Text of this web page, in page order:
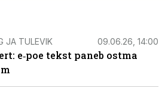
JA TULEVIK 09.06.26, 14:00
e‑poe tekst paneb ostma